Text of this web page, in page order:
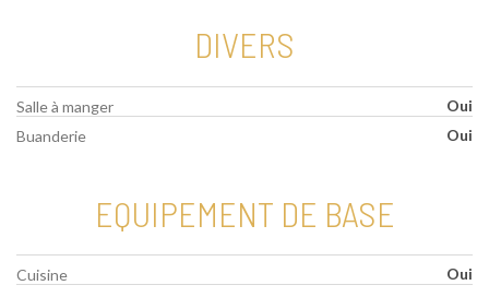
DIVERS
Salle à manger
Oui
Buanderie
Oui
EQUIPEMENT DE BASE
Cuisine
Oui